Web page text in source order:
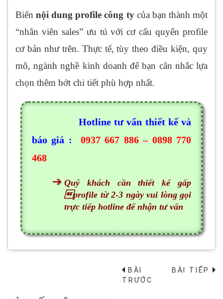
Biếnnội dung profile công tycủa bạn thành một
“nhân viên sales” ưu tú với cơ cấu quyển profile
cơ bản như trên. Thực tế, tùy theo điều kiện, quy
mô, ngành nghề kinh doanh để bạn cân nhắc lựa
chọn thêm bớt chi tiết phù hợp nhất.
Hotline tư vấn thiết kế và
báo giá :
0937 667 886 – 0898 770
468
Quý khách cần thiết kế gấp
profile từ 2-3 ngày vui lòng gọi
trực tiếp hotline để nhận tư vấn
BÀI
TRƯỚC
BÀI TIẾP→